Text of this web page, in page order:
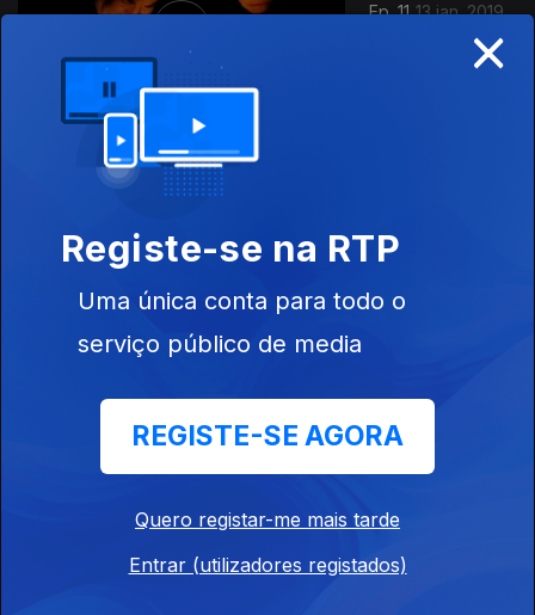
Ep. 11 13 jan. 2019
Alto Alentejo
Gaiteiros de
Coimbra
De Gouveia à
Beira Litoral
×
Registe-se na RTP
Uma única conta para todo o
serviço público de media
REGISTE-SE AGORA
Quero registar-me mais tarde
Entrar (utilizadores registados)